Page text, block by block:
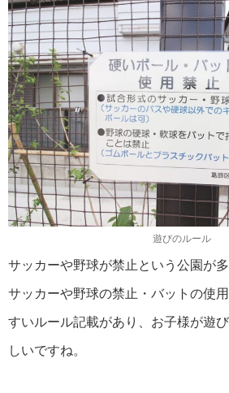
遊びのルール
サッカーや野球が禁止という公園が
サッカーや野球の禁止・バットの使
すいルール記載があり、お子様が遊
しいですね。